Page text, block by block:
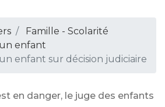
Famille - Scolarité
enfant
enfant sur décision judiciaire
en danger, le juge des enfants